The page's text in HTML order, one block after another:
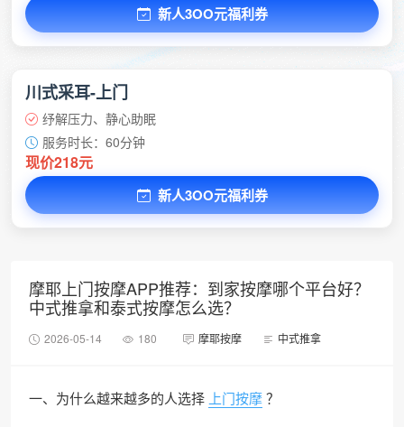
新人3OO元福利券
川式采耳-上门
纾解压力、静心助眠
服务时长：60分钟
现价218元
新人3OO元福利券
摩耶上门按摩APP推荐：到家按摩哪个平台好？
中式推拿和泰式按摩怎么选？
2026-05-14 180 摩耶按摩 中式推拿
一、为什么越来越多的人选择 上门按摩？